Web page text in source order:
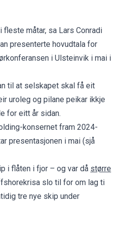
fleste måtar, sa Lars Conradi
presenterte hovudtala for
i Ulsteinvik i mai i
til at selskapet skal få eit
uroleg og pilane peikar ikkje
for eitt år sidan.
konsernet fram 2024-
presentasjonen i mai (sjå
i flåten i fjor – og var då større
slo til for om lag ti
tre nye skip under